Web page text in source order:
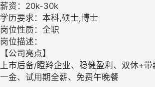
薪资：20k-30k
学历要求：本科,硕士,博士
岗位性质：全职
岗位描述：
【公司亮点】
上市后备/瞪羚企业、稳健盈利、双休+
一金、试用期全薪、免费午晚餐